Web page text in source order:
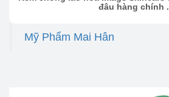
đâu hàng chính
Mỹ Phẩm Mai Hân